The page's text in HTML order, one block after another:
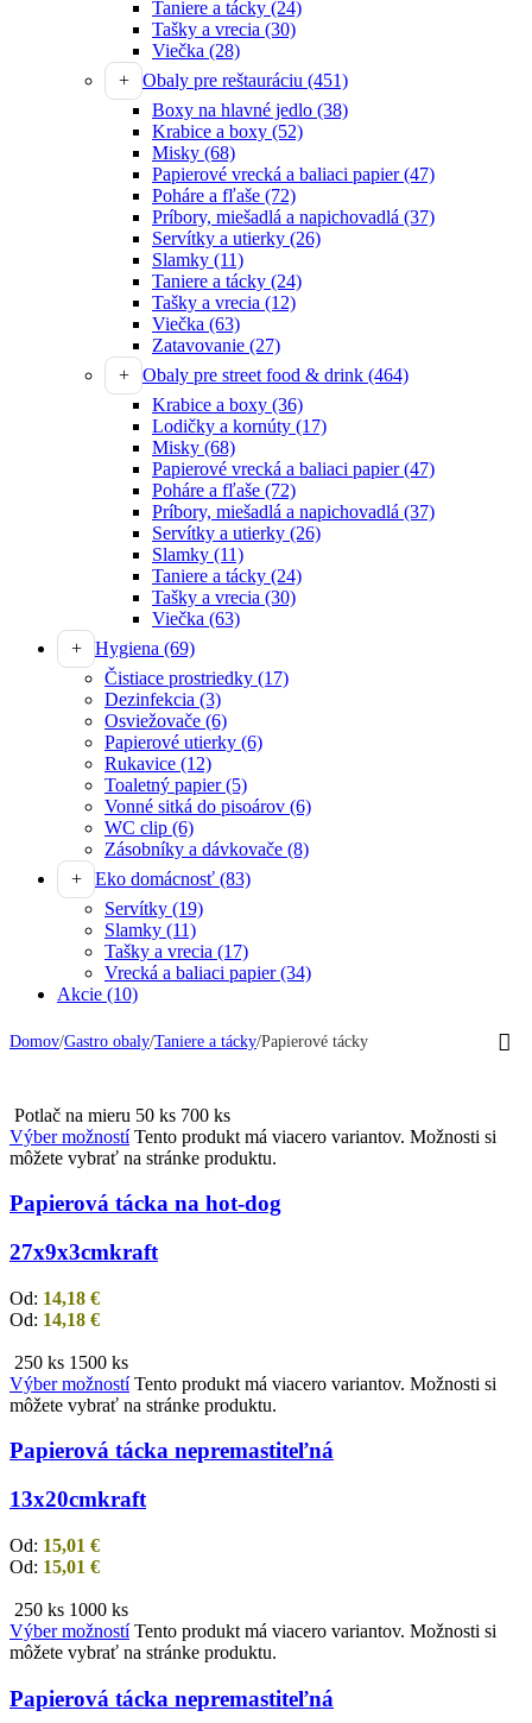
Taniere a tácky (24)
Tašky a vrecia (30)
Viečka (28)
Obaly pre reštauráciu (451)
Boxy na hlavné jedlo (38)
Krabice a boxy (52)
Misky (68)
Papierové vrecká a baliaci papier(47)
Poháre a fľaše (72)
Príbory, miešadlá a napichovadlá (37)
Servítky a utierky (26)
Slamky (11)
Taniere a tácky (24)
Tašky a vrecia (12)
Viečka (63)
Zatavovanie (27)
Obaly pre street food & drink (464)
Krabice a boxy (36)
Lodičky a kornúty (17)
Misky (68)
Papierové vrecká a baliaci papier(47)
Poháre a fľaše (72)
Príbory, miešadlá a napichovadlá (37)
Servítky a utierky (26)
Slamky (11)
Taniere a tácky (24)
Tašky a vrecia (30)
Viečka (63)
Hygiena (69)
Čistiace prostriedky (17)
Dezinfekcia (3)
Osviežovače (6)
Papierové utierky (6)
Rukavice (12)
Toaletný papier(5)
Vonné sitká do pisoárov (6)
WC clip (6)
Zásobníky a dávkovače (8)
Eko domácnosť (83)
Servítky (19)
Slamky (11)
Tašky a vrecia (17)
Vrecká a baliaci papier(34)
Akcie (10)
Domov/Gastro obaly/Taniere a tácky/Papierové tácky
Potlač na mieru 50 ks 700 ks
Výber možností Tento produkt má viacero variantov. Možnosti si
môžete vybrať na stránke produktu.
Papierová tácka na hot-dog
27x9x3cmkraft
Od: 14,18 €
Od: 14,18 €
250 ks 1500 ks
Výber možností Tento produkt má viacero variantov. Možnosti si
môžete vybrať na stránke produktu.
Papierová tácka nepremastiteľná
13x20cmkraft
Od: 15,01 €
Od: 15,01 €
250 ks 1000 ks
Výber možností Tento produkt má viacero variantov. Možnosti si
môžete vybrať na stránke produktu.
Papierová tácka nepremastiteľná